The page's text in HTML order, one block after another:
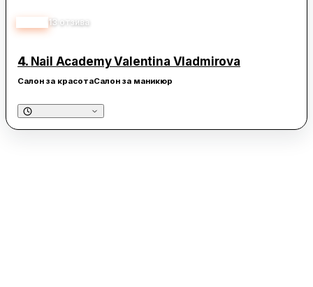
13 отзива
4. Nail Academy Valentina Vladmirova
Салон за красотаСалон за маникюр